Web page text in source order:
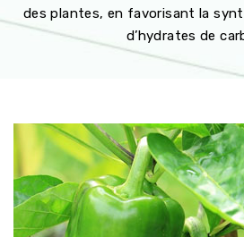
des plantes, en favorisant la
d’hydrates de